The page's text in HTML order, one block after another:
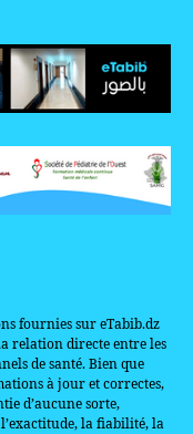
fournies sur eTabib.dz
relation directe entre les
de santé. Bien que
à jour et correctes,
d’aucune sorte,
la fiabilité, la